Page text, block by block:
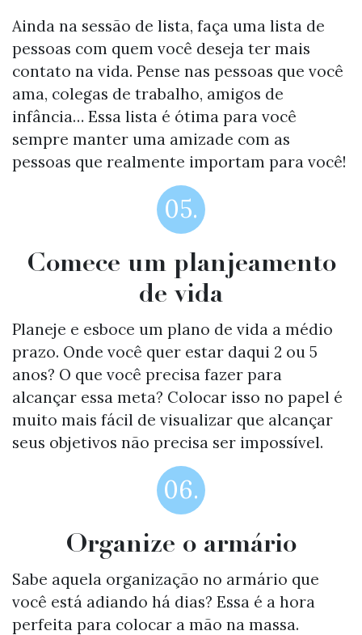
Ainda na sessão de lista, faça uma lista de
pessoas com quem você deseja ter mais
contato na vida. Pense nas pessoas que você
ama, colegas de trabalho, amigos de
infância… Essa lista é ótima para você
sempre manter uma amizade com as
pessoas que realmente importam para você!
05.
Comece um planjeamento
de vida
Planeje e esboce um plano de vida a médio
prazo. Onde você quer estar daqui 2 ou 5
anos? O que você precisa fazer para
alcançar essa meta? Colocar isso no papel é
muito mais fácil de visualizar que alcançar
seus objetivos não precisa ser impossível.
06.
Organize o armário
Sabe aquela organização no armário que
você está adiando há dias? Essa é a hora
perfeita para colocar a mão na massa.